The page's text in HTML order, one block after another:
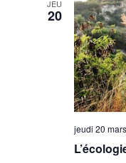
JEU
20
jeudi 20